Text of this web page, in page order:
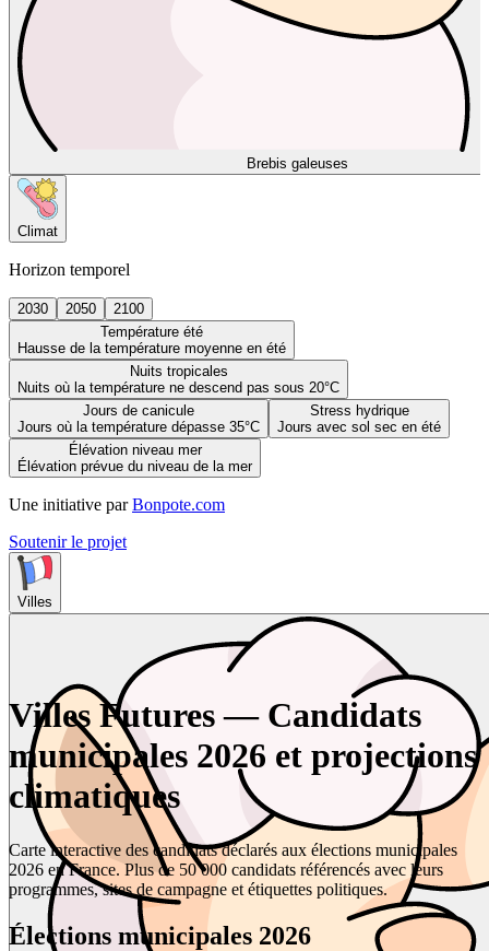
Brebis galeuses
Climat
Horizon temporel
2030 2050
2100
Température été
Hausse de la température moyenne en été
Nuits tropicales
Nuits où la température ne descend pas sous 20°C
Jours de canicule
Jours où la température dépasse 35°C
Stress hydrique
Jours avec sol sec en été
Élévation niveau mer
Élévation prévue du niveau de la mer
Une initiative par Bonpote.com
Soutenir le projet
Villes
Villes Futures — Candidats
municipales 2026 et projections
climatiques
Carte interactive des candidats déclarés aux élections municipales
2026 en France. Plus de 50 000 candidats référencés avec leurs
programmes, sites de campagne et étiquettes politiques.
Élections municipales 2026